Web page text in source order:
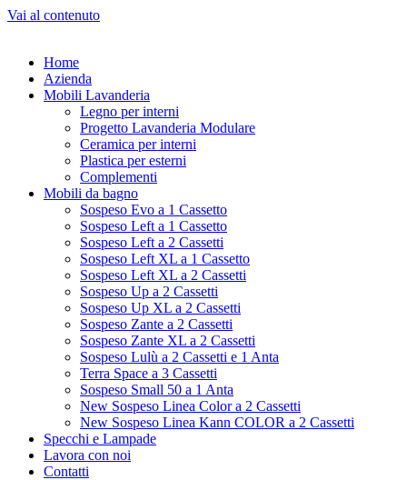
Vai al contenuto
Home
Azienda
Mobili Lavanderia
Legno per interni
Progetto Lavanderia Modulare
Ceramica per interni
Plastica per esterni
Complementi
Mobili da bagno
Sospeso Evo a 1 Cassetto
Sospeso Left a 1 Cassetto
Sospeso Left a 2 Cassetti
Sospeso Left XL a 1 Cassetto
Sospeso Left XL a 2 Cassetti
Sospeso Up a 2 Cassetti
Sospeso Up XL a 2 Cassetti
Sospeso Zante a 2 Cassetti
Sospeso Zante XL a 2 Cassetti
Sospeso Lulù a 2 Cassetti e 1 Anta
Terra Space a 3 Cassetti
Sospeso Small 50 a 1 Anta
New Sospeso Linea Color a 2 Cassetti
New Sospeso Linea Kann COLOR a 2 Cassetti
Specchi e Lampade
Lavora con noi
Contatti